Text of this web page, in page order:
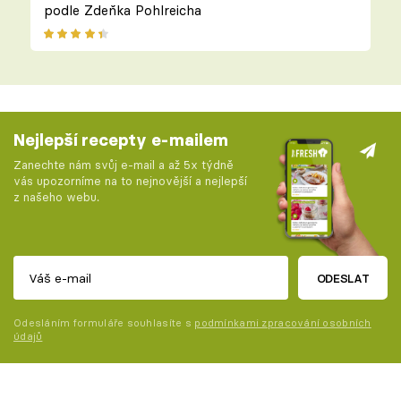
podle Zdeňka Pohlreicha
Nejlepší recepty e-mailem
Zanechte nám svůj e-mail a až 5x týdně
vás upozorníme na to nejnovější a nejlepší
z našeho webu.
ODESLAT
Odesláním formuláře souhlasíte s podmínkami zpracování osobních
údajů